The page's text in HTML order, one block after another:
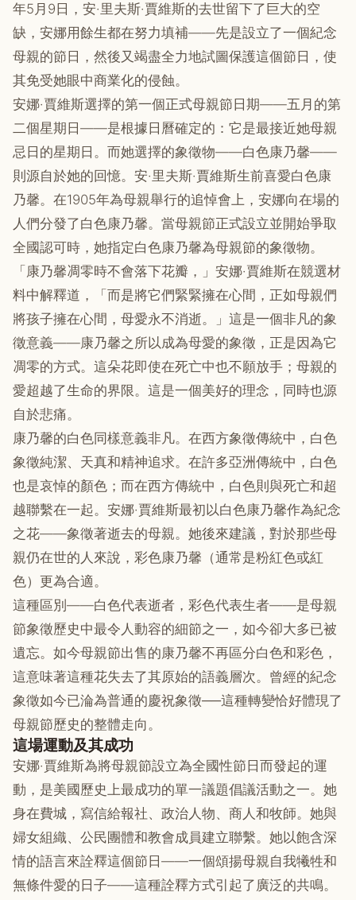
年5月9日，安·里夫斯·賈維斯的去世留下了巨大的空
缺，安娜用餘生都在努力填補——先是設立了一個紀念
母親的節日，然後又竭盡全力地試圖保護這個節日，使
其免受她眼中商業化的侵蝕。
安娜·賈維斯選擇的第一個正式母親節日期——五月的第
二個星期日——是根據日曆確定的：它是最接近她母親
忌日的星期日。而她選擇的象徵物——白色康乃馨——
則源自於她的回憶。安·里夫斯·賈維斯生前喜愛白色康
乃馨。在1905年為母親舉行的追悼會上，安娜向在場的
人們分發了白色康乃馨。當母親節正式設立並開始爭取
全國認可時，她指定白色康乃馨為母親節的象徵物。
「康乃馨凋零時不會落下花瓣，」安娜·賈維斯在競選材
料中解釋道，「而是將它們緊緊擁在心間，正如母親們
將孩子擁在心間，母愛永不消逝。」這是一個非凡的象
徵意義——康乃馨之所以成為母愛的象徵，正是因為它
凋零的方式。這朵花即使在死亡中也不願放手；母親的
愛超越了生命的界限。這是一個美好的理念，同時也源
自於悲痛。
康乃馨的白色同樣意義非凡。在西方象徵傳統中，白色
象徵純潔、天真和精神追求。在許多亞洲傳統中，白色
也是哀悼的顏色；而在西方傳統中，白色則與死亡和超
越聯繫在一起。安娜·賈維斯最初以白色康乃馨作為紀念
之花——象徵著逝去的母親。她後來建議，對於那些母
親仍在世的人來說，彩色康乃馨（通常是粉紅色或紅
色）更為合適。
這種區別——白色代表逝者，彩色代表生者——是母親
節象徵歷史中最令人動容的細節之一，如今卻大多已被
遺忘。如今母親節出售的康乃馨不再區分白色和彩色，
這意味著這種花失去了其原始的語義層次。曾經的紀念
象徵如今已淪為普通的慶祝象徵──這種轉變恰好體現了
母親節歷史的整體走向。
這場運動及其成功
安娜·賈維斯為將母親節設立為全國性節日而發起的運
動，是美國歷史上最成功的單一議題倡議活動之一。她
身在費城，寫信給報社、政治人物、商人和牧師。她與
婦女組織、公民團體和教會成員建立聯繫。她以飽含深
情的語言來詮釋這個節日——一個頌揚母親自我犧牲和
無條件愛的日子——這種詮釋方式引起了廣泛的共鳴。